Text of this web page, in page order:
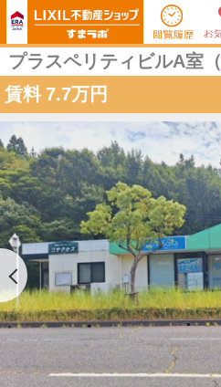
プラスペリティビルA室（
賃料 7.7万円